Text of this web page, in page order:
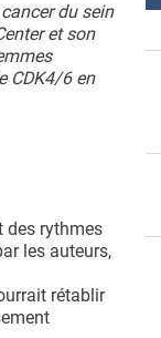
du sein
et son
CDK4/6 en
des rythmes
les auteurs,
rétablir